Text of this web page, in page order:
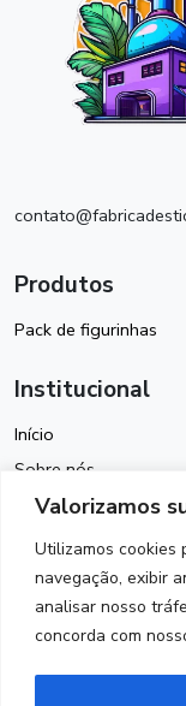
Valorizamos
Utilizamos cookies
navegação, exibir
analisar nosso
concorda com
Produtos
Pack de figurinhas
Institucional
Início
Sobre nós
Política de Cookies
Termos de Uso
Política de
Contato
Siga-nos